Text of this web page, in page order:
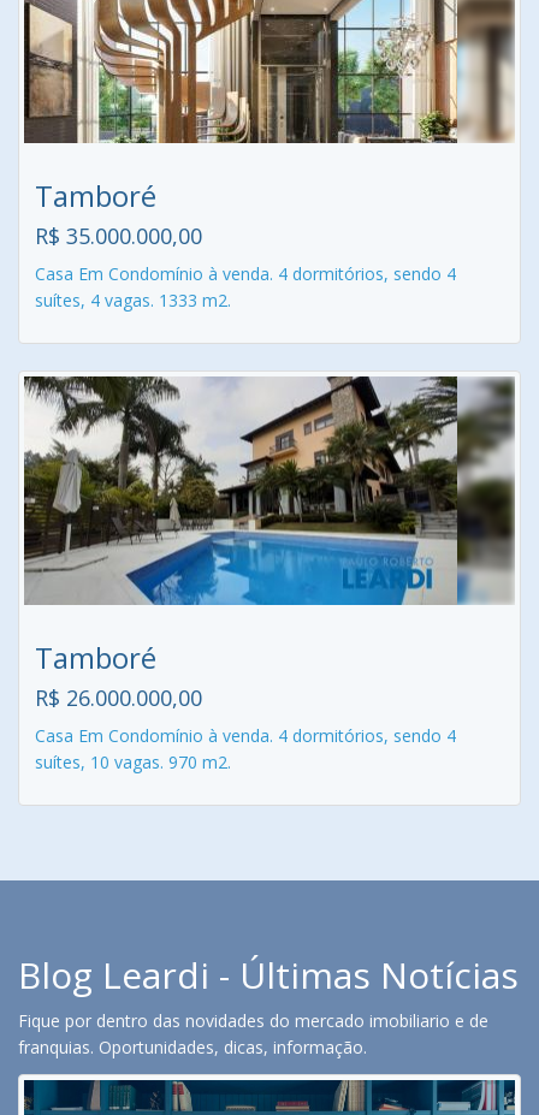
Tamboré
R$ 35.000.000,00
Casa Em Condomínio à venda. 4 dormitórios, sendo 4
suítes, 4 vagas. 1333 m2.
Tamboré
R$ 26.000.000,00
Casa Em Condomínio à venda. 4 dormitórios, sendo 4
suítes, 10 vagas. 970 m2.
Blog Leardi - Últimas Notícias
Fique por dentro das novidades do mercado imobiliario e de
franquias. Oportunidades, dicas, informação.